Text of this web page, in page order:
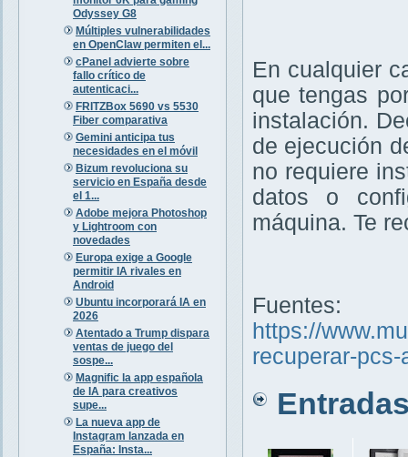
Odyssey G8
Múltiples vulnerabilidades
en OpenClaw permiten el...
cPanel advierte sobre
fallo crítico de
autenticaci...
FRITZBox 5690 vs 5530
Fiber comparativa
Gemini anticipa tus
necesidades en el móvil
Bizum revoluciona su
servicio en España desde
el 1...
Adobe mejora Photoshop
y Lightroom con
novedades
Europa exige a Google
permitir IA rivales en
Android
Ubuntu incorporará IA en
2026
Atentado a Trump dispara
ventas de juego del
sospe...
Magnific la app española
de IA para creativos
supe...
La nueva app de
Instagram lanzada en
España: Insta...
En cualquier
que tengas
instalación.
de ejecución
no requiere
datos o
máquina. Te
Fuentes:
https://
recuperar-
Entradas